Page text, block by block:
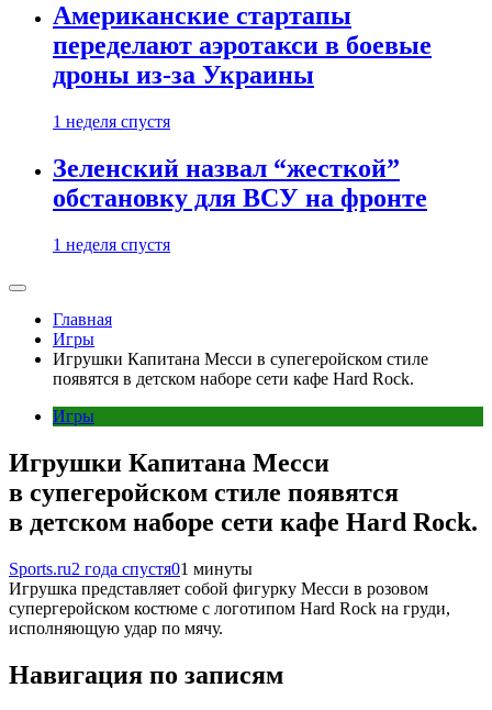
Американские стартапы
переделают аэротакси в боевые
дроны из-за Украины
1 неделя спустя
Зеленский назвал “жесткой”
обстановку для ВСУ на фронте
1 неделя спустя
Главная
Игры
Игрушки Капитана Месси в супегеройском стиле
появятся в детском наборе сети кафе Hard Rock.
Игры
Игрушки Капитана Месси
в супегеройском стиле появятся
в детском наборе сети кафе Hard Rock.
Sports.ru2 года спустя01 минуты
Игрушка представляет собой фигурку Месси в розовом
супергеройском костюме с логотипом Hard Rock на груди,
исполняющую удар по мячу.
Навигация по записям